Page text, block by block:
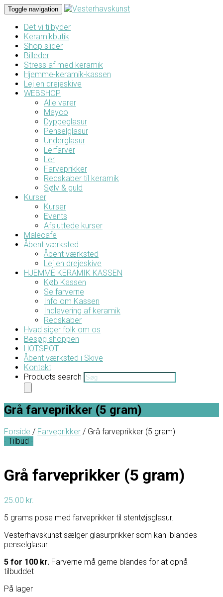
Toggle navigation
Det vi tilbyder
Keramikbutik
Shop slider
Billeder
Stress af med keramik
Hjemme-keramik-kassen
Lej en drejeskive
WEBSHOP
Alle varer
Mayco
Dyppeglasur
Penselglasur
Underglasur
Lerfarver
Ler
Farveprikker
Redskaber til keramik
Sølv & guld
Kurser
Kurser
Events
Afsluttede kurser
Malecafe
Åbent værksted
Åbent værksted
Lej en drejeskive
HJEMME KERAMIK KASSEN
Køb Kassen
Se farverne
Info om Kassen
Indlevering af keramik
Redskaber
Hvad siger folk om os
Besøg shoppen
HOTSPOT
Åbent værksted i Skive
Kontakt
Products search
Grå farveprikker (5 gram)
Forside / Farveprikker / Grå farveprikker (5 gram)
- Tilbud -
Grå farveprikker (5 gram)
25.00 kr.
5 grams pose med farveprikker til stentøjsglasur.
Vesterhavskunst sælger glasurprikker som kan iblandes
penselglasur.
5 for 100 kr. Farverne må gerne blandes for at opnå
tilbuddet
På lager